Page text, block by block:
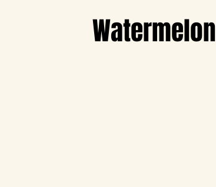
Watermelon